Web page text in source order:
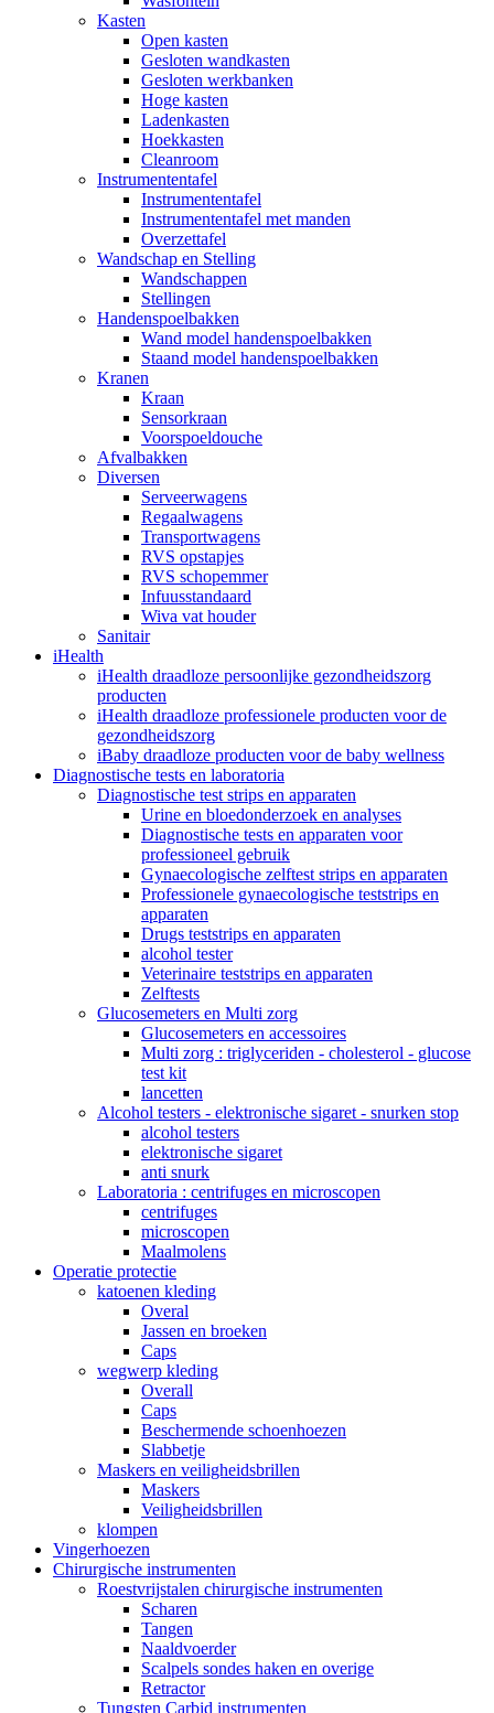
Kasten
Open kasten
Gesloten wandkasten
Gesloten werkbanken
Hoge kasten
Ladenkasten
Hoekkasten
Cleanroom
Instrumententafel
Instrumententafel
Instrumententafel met manden
Overzettafel
Wandschap en Stelling
Wandschappen
Stellingen
Handenspoelbakken
Wand model handenspoelbakken
Staand model handenspoelbakken
Kranen
Kraan
Sensorkraan
Voorspoeldouche
Afvalbakken
Diversen
Serveerwagens
Regaalwagens
Transportwagens
RVS opstapjes
RVS schopemmer
Infuusstandaard
Wiva vat houder
Sanitair
iHealth
iHealth draadloze persoonlijke gezondheidszorg
producten
iHealth draadloze professionele producten voor de
gezondheidszorg
iBaby draadloze producten voor de baby wellness
Diagnostische tests en laboratoria
Diagnostische test strips en apparaten
Urine en bloedonderzoek en analyses
Diagnostische tests en apparaten voor
professioneel gebruik
Gynaecologische zelftest strips en apparaten
Professionele gynaecologische teststrips en
apparaten
Drugs teststrips en apparaten
alcohol tester
Veterinaire teststrips en apparaten
Zelftests
Glucosemeters en Multi zorg
Glucosemeters en accessoires
Multi zorg : triglyceriden - cholesterol - glucose
test kit
lancetten
Alcohol testers - elektronische sigaret - snurken stop
alcohol testers
elektronische sigaret
anti snurk
Laboratoria : centrifuges en microscopen
centrifuges
microscopen
Maalmolens
Operatie protectie
katoenen kleding
Overal
Jassen en broeken
Caps
wegwerp kleding
Overall
Caps
Beschermende schoenhoezen
Slabbetje
Maskers en veiligheidsbrillen
Maskers
Veiligheidsbrillen
klompen
Vingerhoezen
Chirurgische instrumenten
Roestvrijstalen chirurgische instrumenten
Scharen
Tangen
Naaldvoerder
Scalpels sondes haken en overige
Retractor
Tungsten Carbid instrumenten